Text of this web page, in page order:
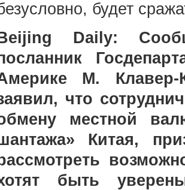
будет
Daily:
М.
что
местной
Китая,
быть